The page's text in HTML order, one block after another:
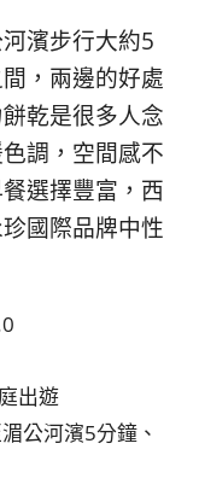
濱步行大約5
，兩邊的好處
乾是很多人念
調，空間感不
選擇豐富，西
國際品牌中性
出遊
河濱5分鐘、